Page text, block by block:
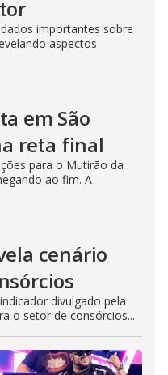
importantes sobre
aspectos
em São
reta final
para o Mutirão da
ao fim. A
cenário
divulgado pela
o setor de consórcios...